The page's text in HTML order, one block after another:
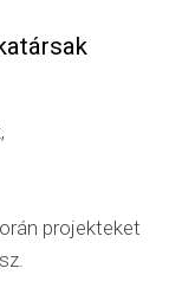
projekteket